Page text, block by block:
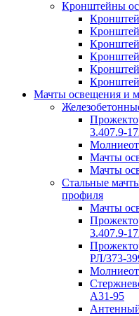
Кронштейны
Мачты освещения и
3.407.9-
Мачты
Мачты
Стальные
профиля
Мачты
3.407.9-
РЛ/373-
А31-95